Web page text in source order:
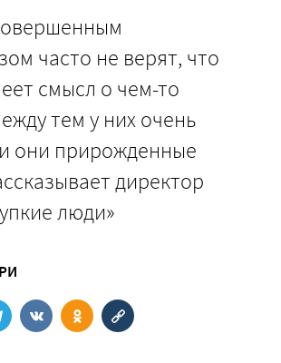
часто не верят, что
смысл о чем-то
тем у них очень
они прирожденные
директор
люди»